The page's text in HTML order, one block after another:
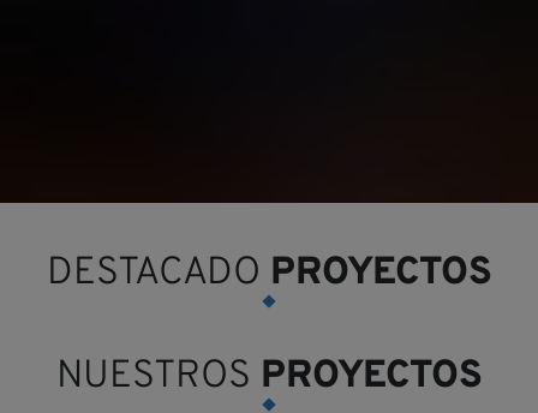
DESTACADO PROYECTOS
NUESTROS PROYECTOS